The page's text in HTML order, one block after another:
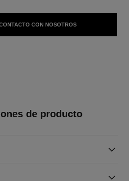
CON NOSOTROS
de producto